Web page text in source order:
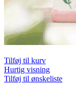
Tilføj til kurv
Hurtig visning
Tilføj til ønskeliste